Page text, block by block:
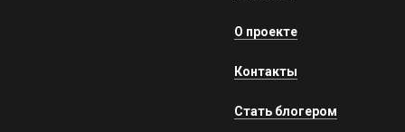
О проекте
Контакты
Стать блогером